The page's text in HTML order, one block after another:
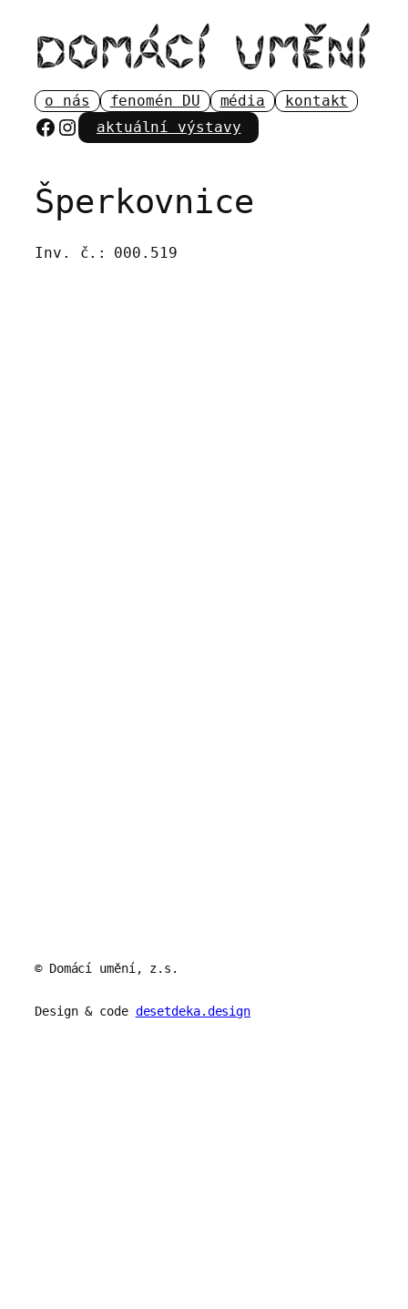
obsah
o nás fenomén DU média kontakt
Facebook
Instagram
aktuální výstavy
Šperkovnice
Inv. č.: 000.519
© Domácí umění, z.s.
Design & code desetdeka.design